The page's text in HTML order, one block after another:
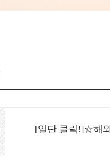
[일단 클릭!]☆해